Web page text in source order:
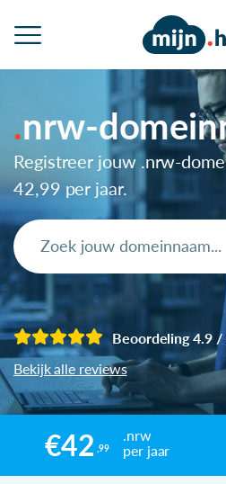
nrw-
Registreer jouw .nrw-
42,99 per jaar.
Beoordeling 4.9 /
Bekijk alle reviews
€42 ,99
.nrw
per jaar